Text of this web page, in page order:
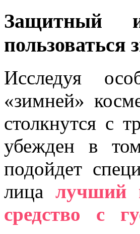
Защитный
пользоваться
Исследуя
«зимней»
столкнутся с
убежден в
подойдет
лица лучший
средство с